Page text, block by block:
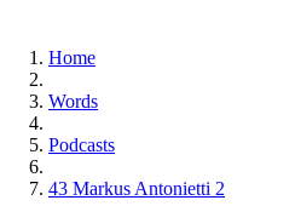
Home
Words
Podcasts
43 Markus Antonietti 2